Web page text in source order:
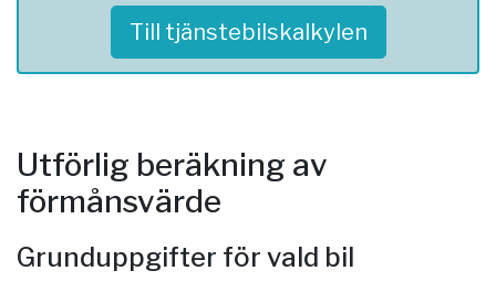
Till tjänstebilskalkylen
Utförlig beräkning av
förmånsvärde
Grunduppgifter för vald bil